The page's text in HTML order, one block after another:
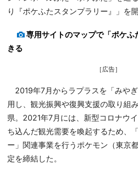
り『ポケふたスタンプラリー』」を
専用サイトのマップで「ポケふ
きる
［広告］
2019年7月からラプラスを「みや
用し、観光振興や復興支援の取り組
県。2021年7月には、新型コロナウ
ち込んだ観光需要を喚起するため、
ー」関連事業を行うポケモン（東京
定を締結した。